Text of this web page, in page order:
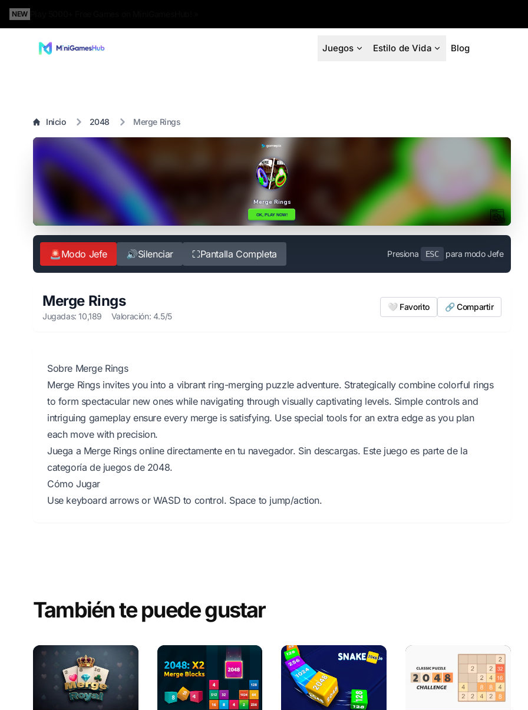
NEW
Juegos Estilo de Vida Blog
Inicio 2048 Merge Rings
🚨Modo Jefe 🔊Silenciar ⛶Pantalla Completa Presiona ESC para modo Jefe
Merge Rings
Jugadas: 10,189 Valoración: 4.5/5
🤍 Favorito 🔗 Compartir
Sobre Merge Rings
Merge Rings invites you into a vibrant ring-merging puzzle adventure. Strategically combine colorful rings
to form spectacular new ones while navigating through visually captivating levels. Simple controls and
intriguing gameplay ensure every merge is satisfying. Use special tools for an extra edge as you plan
each move with precision.
Juega a Merge Rings online directamente en tu navegador. Sin descargas. Este juego es parte de la
categoría de juegos de 2048.
Cómo Jugar
Use keyboard arrows or WASD to control. Space to jump/action.
También te puede gustar